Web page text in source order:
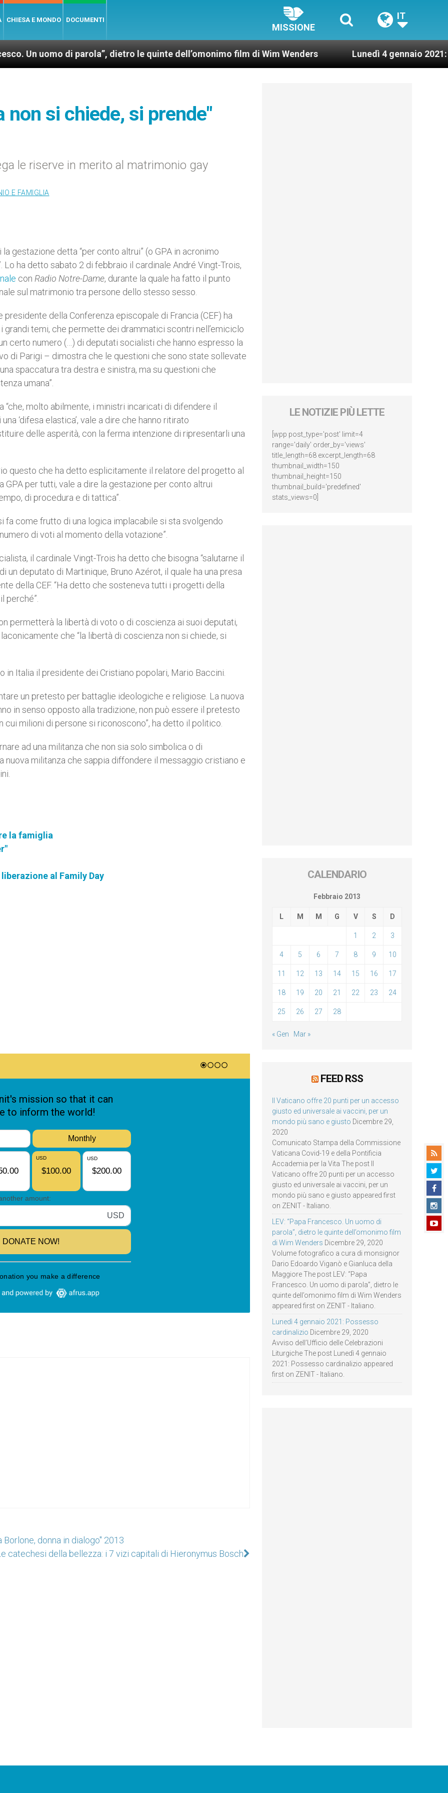
CHIESA E MONDO DOCUMENTI
MISSIONE
IT
di parola”, dietro le quinte dell’omonimo film di Wim Wenders Lunedì 4 gennaio 2021:
si chiede, si prende"
le riserve in merito al matrimonio gay
E FAMIGLIA
gestazione detta “per conto altrui” (o GPA in acronimo
ha detto sabato 2 di febbraio il cardinale André Vingt-Trois,
con Radio Notre-Dame, durante la quale ha fatto il punto
sul matrimonio tra persone dello stesso sesso.
della Conferenza episcopale di Francia (CEF) ha
temi, che permette dei drammatici scontri nell’emiciclo
certo numero (…) di deputati socialisti che hanno espresso la
di Parigi – dimostra che le questioni che sono state sollevate
spaccatura tra destra e sinistra, ma su questioni che
umana”.
molto abilmente, i ministri incaricati di difendere il
‘difesa elastica’, vale a dire che hanno ritirato
delle asperità, con la ferma intenzione di ripresentarli una
questo che ha detto esplicitamente il relatore del progetto al
GPA per tutti, vale a dire la gestazione per conto altrui
di procedura e di tattica”.
fa come frutto di una logica implacabile si sta svolgendo
di voti al momento della votazione”.
il cardinale Vingt-Trois ha detto che bisogna “salutarne il
un deputato di Martinique, Bruno Azérot, il quale ha una presa
della CEF. “Ha detto che sosteneva tutti i progetti della
perché”.
permetterà la libertà di voto o di coscienza ai suoi deputati,
che “la libertà di coscienza non si chiede, si
in Italia il presidente dei Cristiano popolari, Mario Baccini.
un pretesto per battaglie ideologiche e religiose. La nuova
in senso opposto alla tradizione, non può essere il pretesto
milioni di persone si riconoscono”, ha detto il politico.
ad una militanza che non sia solo simbolica o di
nuova militanza che sappia diffondere il messaggio cristiano e
la famiglia
al Family Day
donna in dialogo" 2013
catechesi della bellezza: i 7 vizi capitali di Hieronymus Bosch
LE NOTIZIE PIÙ LETTE
[wpp post_type='post' limit=4
range='daily' order_by='views'
title_length=68 excerpt_length=68
thumbnail_width=150
thumbnail_height=150
thumbnail_build='predefined'
stats_views=0]
CALENDARIO
Febbraio 2013
L M M G V S D
1 2 3
4 5 6 7 8 9 10
11 12 13 14 15 16 17
18 19 20 21 22 23 24
25 26 27 28
« Gen Mar »
FEED RSS
Il Vaticano offre 20 punti per un accesso
giusto ed universale ai vaccini, per un
mondo più sano e giusto Dicembre 29,
2020
Comunicato Stampa della Commissione
Vaticana Covid-19 e della Pontificia
Accademia per la Vita The post Il
Vaticano offre 20 punti per un accesso
giusto ed universale ai vaccini, per un
mondo più sano e giusto appeared first
on ZENIT - Italiano.
LEV: “Papa Francesco. Un uomo di
parola”, dietro le quinte dell’omonimo film
di Wim Wenders Dicembre 29, 2020
Volume fotografico a cura di monsignor
Dario Edoardo Viganò e Gianluca della
Maggiore The post LEV: “Papa
Francesco. Un uomo di parola”, dietro le
quinte dell’omonimo film di Wim Wenders
appeared first on ZENIT - Italiano.
Lunedì 4 gennaio 2021: Possesso
cardinalizio Dicembre 29, 2020
Avviso dell’Ufficio delle Celebrazioni
Liturgiche The post Lunedì 4 gennaio
2021: Possesso cardinalizio appeared
first on ZENIT - Italiano.